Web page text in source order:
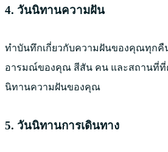
4. วันนิทานความฝัน
ทำบันทึกเกี่ยวกับความฝันของคุณทุกคื
อารมณ์ของคุณ สีสัน คน และสถานที่
นิทานความฝันของคุณ
5. วันนิทานการเดินทาง